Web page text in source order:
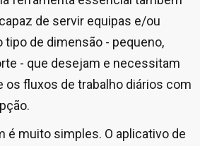
de servir equipas e/ou
tipo de dimensão - pequeno,
- que desejam e necessitam
os fluxos de trabalho diários com
é muito simples. O aplicativo de